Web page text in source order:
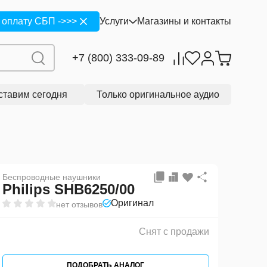
СБП ->>> Услуги Магазины и контакты
+7 (800) 333-09-89
сегодня Только оригинальное аудио
Беспроводные наушники
Philips SHB6250/00
нет отзывов Оригинал
Снят с продажи
ПОДОБРАТЬ АНАЛОГ
продажи ПОДОБРАТЬ АНАЛОГ